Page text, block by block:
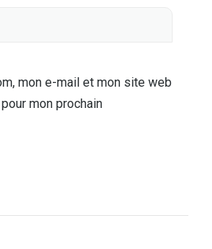
mon e-mail et mon site web
mon prochain